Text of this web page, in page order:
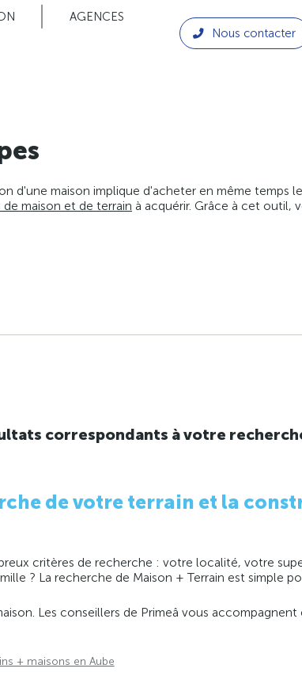
AGENCES
Nous contacter
d'une maison implique d'acheter en même temps
de maison et de terrain à acquérir. Grâce à cet outil,
correspondants à votre
de votre terrain et la
critères de recherche : votre localité, votre
? La recherche de Maison + Terrain est simple
Les conseillers de Primeâ vous
+ maisons en Aube